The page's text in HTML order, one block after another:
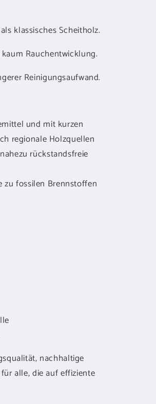
klassisches Scheitholz.
Rauchentwicklung.
Reinigungsaufwand.
und mit kurzen
regionale Holzquellen
rückstandsfreie
zu fossilen Brennstoffen
nachhaltige
alle, die auf effiziente